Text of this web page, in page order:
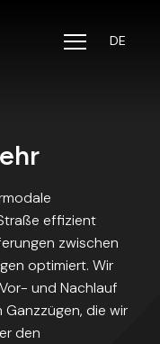
DE
effizient
zwischen
optimiert. Wir
und Nachlauf
die wir
den